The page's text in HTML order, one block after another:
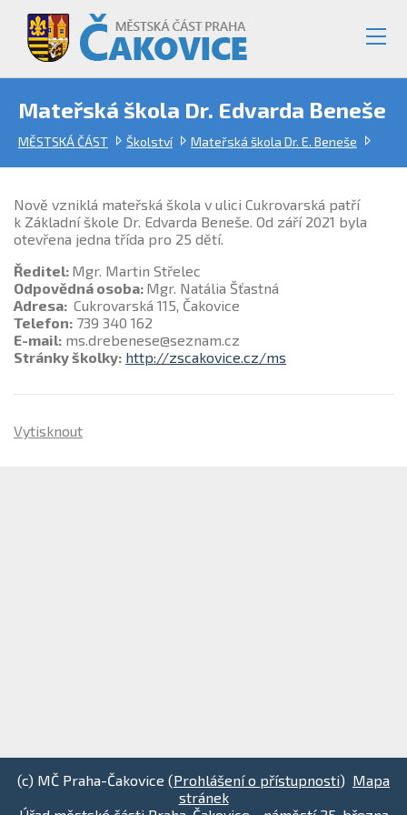
Mateřská škola Dr. Edvarda Beneše
MĚSTSKÁ ČÁST Školství Mateřská škola Dr. E. Beneše
Nově vzniklá mateřská škola v ulici Cukrovarská patří
k Základní škole Dr. Edvarda Beneše. Od září 2021 byla
otevřena jedna třída pro 25 dětí.
Ředitel: Mgr. Martin Střelec
Odpovědná osoba: Mgr. Natália Šťastná
Adresa: Cukrovarská 115, Čakovice
Telefon: 739 340 162
E-mail: ms.drebenese@seznam.cz
Stránky školky: http://zscakovice.cz/ms
Vytisknout
(c) MČ Praha-Čakovice (Prohlášení o přístupnosti) Mapa
stránek